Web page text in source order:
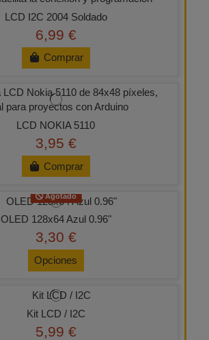
LCD I2C 2004 Soldado
6,99 €
Comprar
LCD NOKIA 5110
3,95 €
Comprar
Agotado
OLED 128x64 Azul 0.96"
3,30 €
Opciones
Kit LCD / I2C
5,99 €